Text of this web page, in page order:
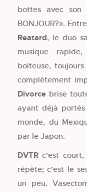
bottes avec son
BONJOUR?».
Reatard, le duo
musique
boiteuse, toujours
complètement
Divorce brise
ayant déjà
monde, du
par le Japon.
DVTR c’est
répète; c’est le
un peu.